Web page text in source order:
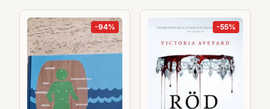
-94% -55%